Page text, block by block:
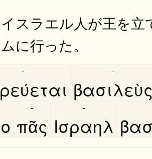
スラエル人が王を
に行った。
-
βασιλεὺς
-
πᾶς
-
Ισραηλ
-